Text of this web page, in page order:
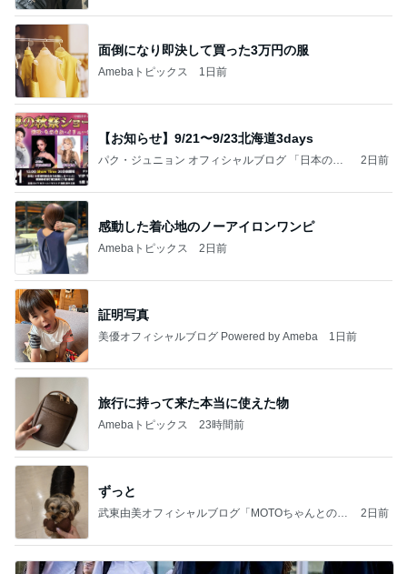
面倒になり即決して買った3万円の服
Amebaトピックス 1日前
【お知らせ】9/21〜9/23北海道3days
パク・ジュニョン オフィシャルブログ 「日本の
2日前
感動した着心地のノーアイロンワンピ
Amebaトピックス 2日前
証明写真
美優オフィシャルブログ Powered by Ameba 1日前
旅行に持って来た本当に使えた物
Amebaトピックス 23時間前
ずっと
武東由美オフィシャルブログ「MOTOちゃんとのは
2日前